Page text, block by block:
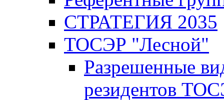
СТРАТЕГИЯ 2035
ТОСЭР "Лесной"
Разрешенные
резидентов